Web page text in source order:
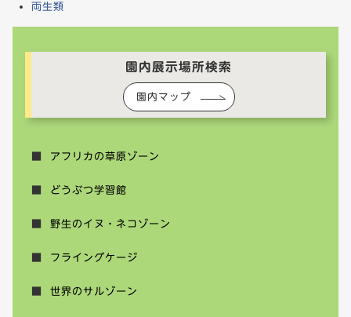
両生類
園内展示場所検索
園内マップ
アフリカの草原ゾーン
どうぶつ学習館
野生のイヌ・ネコゾーン
フライングケージ
世界のサルゾーン